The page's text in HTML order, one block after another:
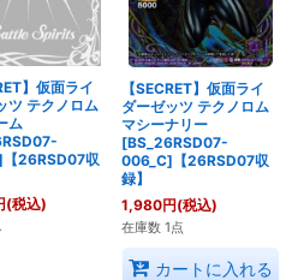
】仮面ライ
ツ テクノロム
ム
26RSD07収
(税込)
【SECRET】仮面ライ
ダーゼッツ テクノロム
マシーナリー
[BS_26RSD07-
006_C]【26RSD07収
録】
1,980円(税込)
在庫数 1点
カートに入れる